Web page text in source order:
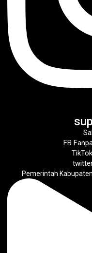
FB
Pemerintah